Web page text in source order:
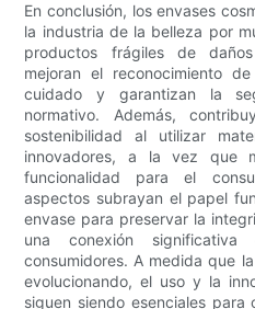
En conclusión, los envases
la industria de la belleza por
productos frágiles de
mejoran el reconocimiento
cuidado y garantizan la
normativo. Además,
sostenibilidad al utilizar
innovadores, a la vez que
funcionalidad para el
aspectos subrayan el papel
envase para preservar la
una conexión
consumidores. A medida que
evolucionando, el uso y la
siguen siendo esenciales